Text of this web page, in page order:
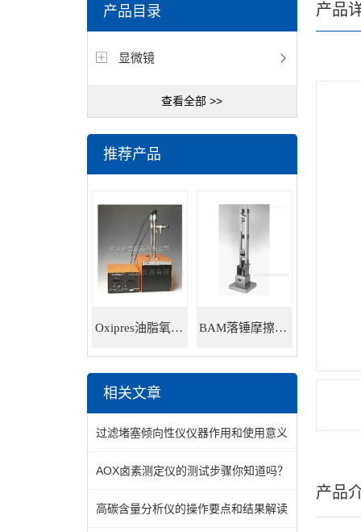
产品目录
显微镜
查看全部 >>
推荐产品
Oxipres油脂氧化稳定性仪 BAM落锤摩擦感度仪
相关文章
过滤堵塞倾向性仪仪器作用和使用意义
AOX卤素测定仪的测试步骤你知道吗？
高碳含量分析仪的操作要点和结果解读
产品
产品